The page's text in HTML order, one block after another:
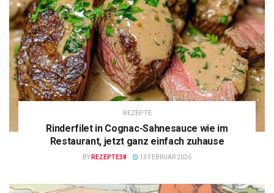
REZEPTE
Rinderfilet in Cognac-Sahnesauce wie im
Restaurant, jetzt ganz einfach zuhause
BY REZEPTE38 13 FEBRUAR 2026